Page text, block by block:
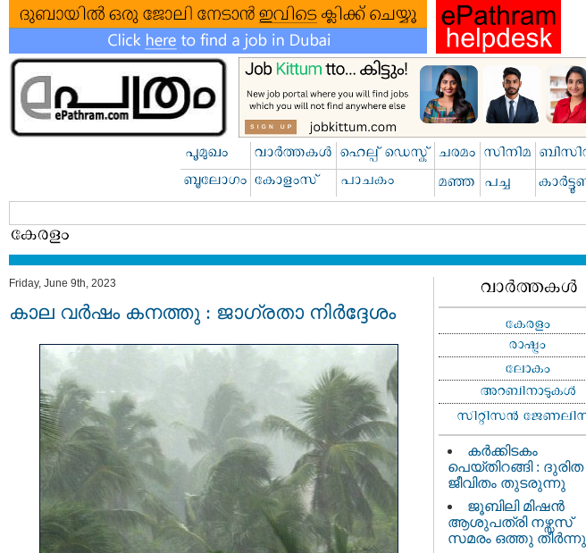
Friday, June 9th, 2023
കാല വര്‍ഷം കനത്തു : ജാഗ്രതാ നിര്‍ദ്ദേശം
കർക്കിടകം
പെയ്തിറങ്ങി : ദുരിത
ജീവിതം തുടരുന്നു
ജൂബിലി മിഷൻ
ആശുപത്രി നഴ്സസ്
സമരം ഒത്തു തീർന്നു